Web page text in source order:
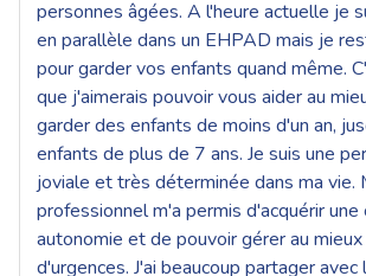
personnes âgées. A l'heure actuelle je
en parallèle dans un EHPAD mais je
pour garder vos enfants quand même.
que j'aimerais pouvoir vous aider au
garder des enfants de moins d'un an,
enfants de plus de 7 ans. Je suis une
joviale et très déterminée dans ma vie.
professionnel m'a permis d'acquérir une
autonomie et de pouvoir gérer au
d'urgences. J'ai beaucoup partager